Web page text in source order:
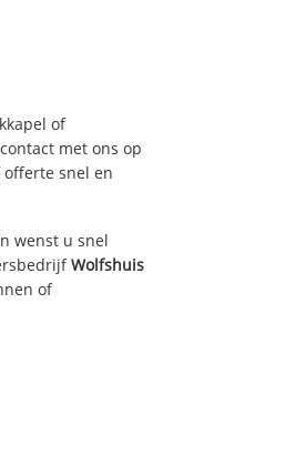
of
met ons op
offerte snel en
wenst u snel
Wolfshuis
of